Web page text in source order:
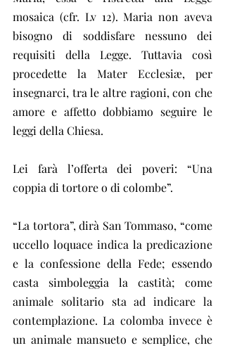
mosaica (cfr. Lv 12). Maria non aveva
bisogno di soddisfare nessuno dei
requisiti della Legge. Tuttavia così
procedette la Mater Ecclesiæ, per
insegnarci, tra le altre ragioni, con che
amore e affetto dobbiamo seguire le
leggi della Chiesa.
Lei farà l’offerta dei poveri: “Una
coppia di tortore o di colombe”.
“La tortora”, dirà San Tommaso, “come
uccello loquace indica la predicazione
e la confessione della Fede; essendo
casta simboleggia la castità; come
animale solitario sta ad indicare la
contemplazione. La colomba invece è
un animale mansueto e semplice, che